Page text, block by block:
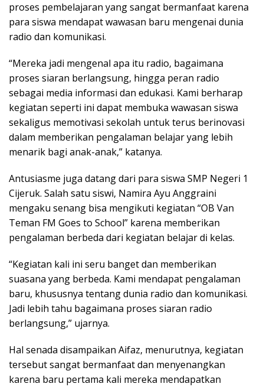
proses pembelajaran yang sangat bermanfaat karena
para siswa mendapat wawasan baru mengenai dunia
radio dan komunikasi.
“Mereka jadi mengenal apa itu radio, bagaimana
proses siaran berlangsung, hingga peran radio
sebagai media informasi dan edukasi. Kami berharap
kegiatan seperti ini dapat membuka wawasan siswa
sekaligus memotivasi sekolah untuk terus berinovasi
dalam memberikan pengalaman belajar yang lebih
menarik bagi anak-anak,” katanya.
Antusiasme juga datang dari para siswa SMP Negeri 1
Cijeruk. Salah satu siswi, Namira Ayu Anggraini
mengaku senang bisa mengikuti kegiatan “OB Van
Teman FM Goes to School” karena memberikan
pengalaman berbeda dari kegiatan belajar di kelas.
“Kegiatan kali ini seru banget dan memberikan
suasana yang berbeda. Kami mendapat pengalaman
baru, khususnya tentang dunia radio dan komunikasi.
Jadi lebih tahu bagaimana proses siaran radio
berlangsung,” ujarnya.
Hal senada disampaikan Aifaz, menurutnya, kegiatan
tersebut sangat bermanfaat dan menyenangkan
karena baru pertama kali mereka mendapatkan